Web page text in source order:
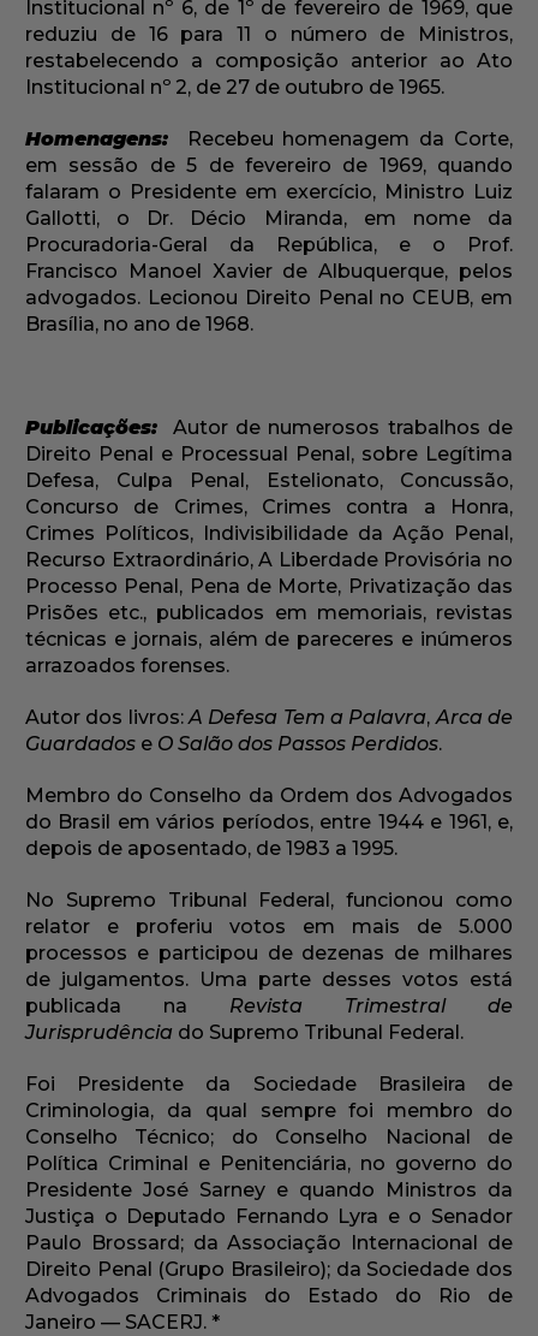
Institucional nº 6, de 1º de fevereiro de 1969, que
reduziu de 16 para 11 o número de Ministros,
restabelecendo a composição anterior ao Ato
Institucional nº 2, de 27 de outubro de 1965.
Homenagens: Recebeu homenagem da Corte,
em sessão de 5 de fevereiro de 1969, quando
falaram o Presidente em exercício, Ministro Luiz
Gallotti, o Dr. Décio Miranda, em nome da
Procuradoria-Geral da República, e o Prof.
Francisco Manoel Xavier de Albuquerque, pelos
advogados. Lecionou Direito Penal no CEUB, em
Brasília, no ano de 1968.
Publicações: Autor de numerosos trabalhos de
Direito Penal e Processual Penal, sobre Legítima
Defesa, Culpa Penal, Estelionato, Concussão,
Concurso de Crimes, Crimes contra a Honra,
Crimes Políticos, Indivisibilidade da Ação Penal,
Recurso Extraordinário, A Liberdade Provisória no
Processo Penal, Pena de Morte, Privatização das
Prisões etc., publicados em memoriais, revistas
técnicas e jornais, além de pareceres e inúmeros
arrazoados forenses.
Autor dos livros:A Defesa Tem a Palavra,Arca de
Guardados e O Salão dos Passos Perdidos.
Membro do Conselho da Ordem dos Advogados
do Brasil em vários períodos, entre 1944 e 1961, e,
depois de aposentado, de 1983 a 1995.
No Supremo Tribunal Federal, funcionou como
relator e proferiu votos em mais de 5.000
processos e participou de dezenas de milhares
de julgamentos. Uma parte desses votos está
publicada na Revista Trimestral de
Jurisprudência do Supremo Tribunal Federal.
Foi Presidente da Sociedade Brasileira de
Criminologia, da qual sempre foi membro do
Conselho Técnico; do Conselho Nacional de
Política Criminal e Penitenciária, no governo do
Presidente José Sarney e quando Ministros da
Justiça o Deputado Fernando Lyra e o Senador
Paulo Brossard; da Associação Internacional de
Direito Penal (Grupo Brasileiro); da Sociedade dos
Advogados Criminais do Estado do Rio de
Janeiro — SACERJ. *